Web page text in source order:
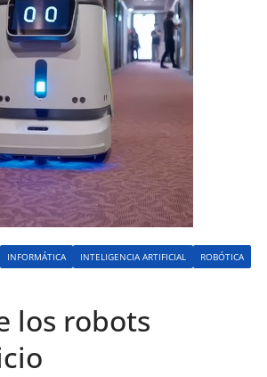
INFORMÁTICA INTELIGENCIA ARTIFICIAL
ROBÓTICA
los robots